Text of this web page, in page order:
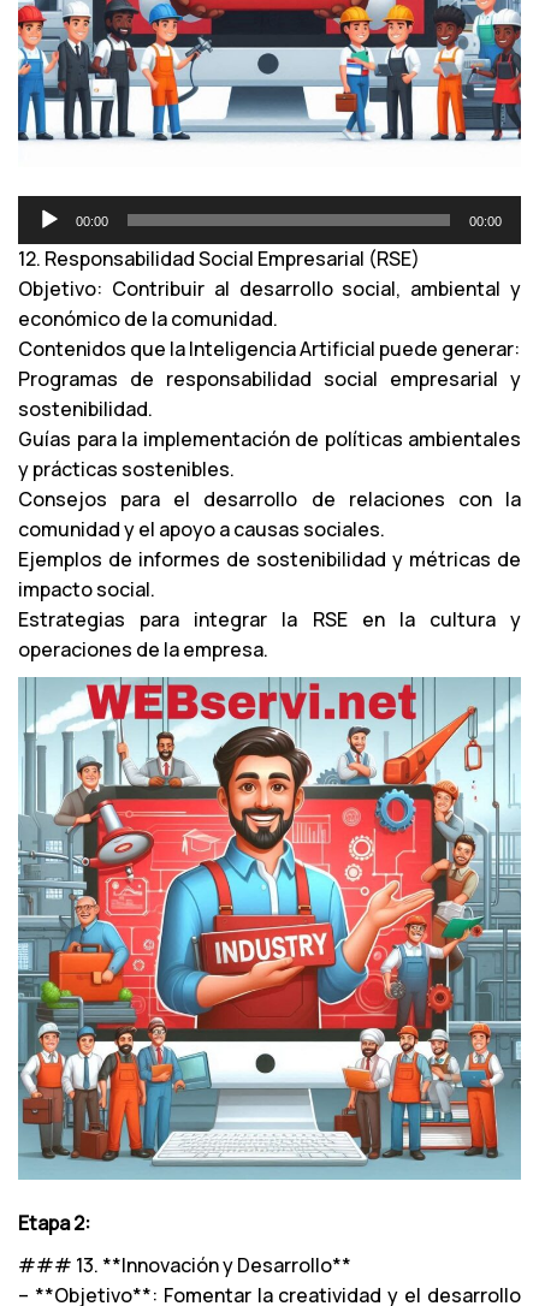
e
p
r
o
d
u
c
t
o
r
d
e
a
u
d
00:00 00:00
12. Responsabilidad Social Empresarial (RSE)
Objetivo: Contribuir al desarrollo social, ambiental y
económico de la comunidad.
Contenidos que la Inteligencia Artificial puede generar:
Programas de responsabilidad social empresarial y
sostenibilidad.
Guías para la implementación de políticas ambientales
y prácticas sostenibles.
Consejos para el desarrollo de relaciones con la
comunidad y el apoyo a causas sociales.
Ejemplos de informes de sostenibilidad y métricas de
impacto social.
Estrategias para integrar la RSE en la cultura y
operaciones de la empresa.
Etapa 2:
### 13. **Innovación y Desarrollo**
– **Objetivo**: Fomentar la creatividad y el desarrollo